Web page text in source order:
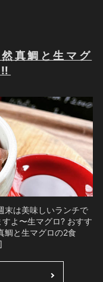
真鯛と生マグ
末は美味しいランチで
よ〜生マグロ? おすす
鯛と生マグロの2食